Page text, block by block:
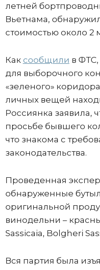
летней
Вьетнама,
стоимостью около 2
Как сообщили в
для выборочного
«зеленого»
личных вещей
Россиянка заявила,
просьбе бывшего
что знакома с
законодательства.
Проведенная
обнаруженные
оригинальной
винодельни –
Sassicaia, Bolgheri
Вся партия была